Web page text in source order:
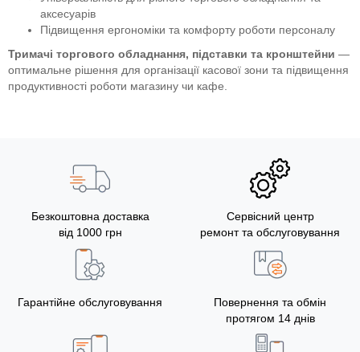
аксесуарів
Підвищення ергономіки та комфорту роботи персоналу
Тримачі торгового обладнання, підставки та кронштейни —
оптимальне рішення для організації касової зони та підвищення
продуктивності роботи магазину чи кафе.
Безкоштовна доставка
від 1000 грн
Сервісний центр
ремонт та обслуговування
Гарантійне обслуговування
Повернення та обмін
протягом 14 днів